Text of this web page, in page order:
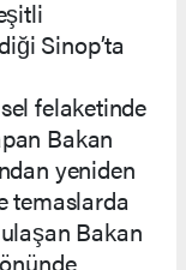
Sinop’ta
felaketinde
Bakan
yeniden
temaslarda
Bakan